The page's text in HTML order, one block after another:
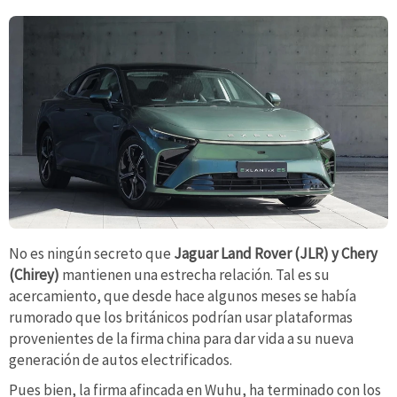
No es ningún secreto que Jaguar Land Rover (JLR) y Chery
(Chirey) mantienen una estrecha relación. Tal es su
acercamiento, que desde hace algunos meses se había
rumorado que los británicos podrían usar plataformas
provenientes de la firma china para dar vida a su nueva
generación de autos electrificados.
Pues bien, la firma afincada en Wuhu, ha terminado con los